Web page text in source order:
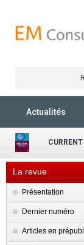
Actualités
La revue
Présentation
Dernier numéro
Articles en